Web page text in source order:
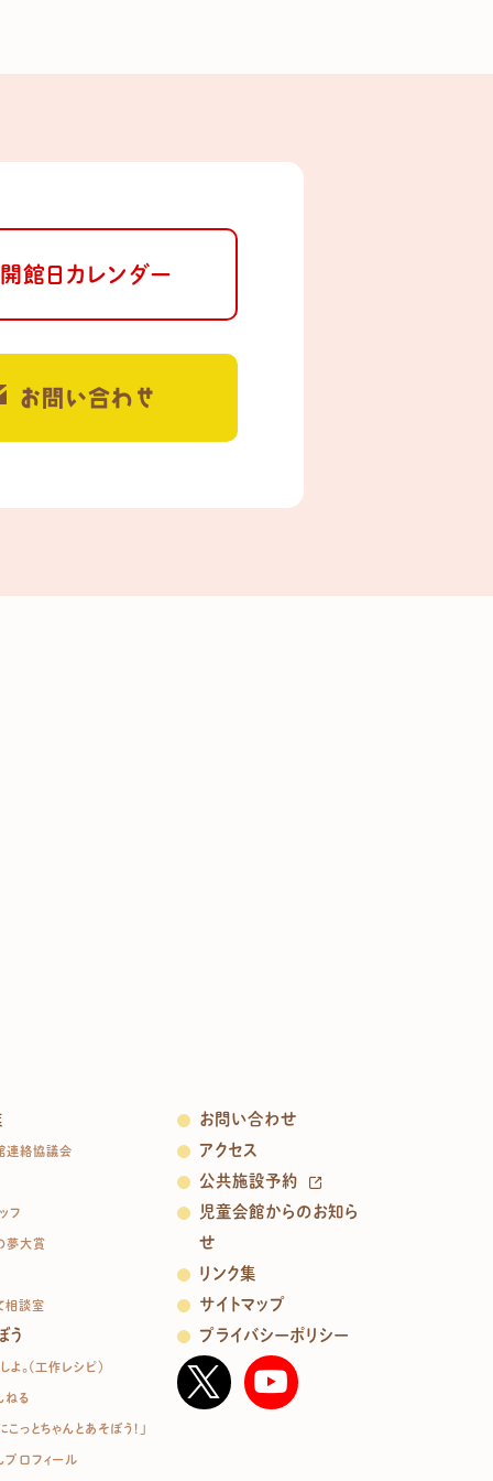
開館日カレンダー
お問い合わせ
連絡協議会
フ
夢大賞
相談室
う
よ。（工作レシピ）
ねる
こっとちゃんとあそぼう！」
プロフィール
お問い合わせ
アクセス
公共施設予約
児童会館からのお知ら
せ
リンク集
サイトマップ
プライバシーポリシー